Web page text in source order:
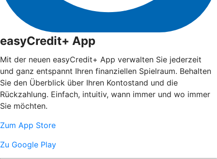
easyCredit+ App
Mit der neuen easyCredit+ App verwalten Sie jederzeit
und ganz entspannt Ihren finanziellen Spielraum. Behalten
Sie den Überblick über Ihren Kontostand und die
Rückzahlung. Einfach, intuitiv, wann immer und wo immer
Sie möchten.
Zum App Store
Zu Google Play